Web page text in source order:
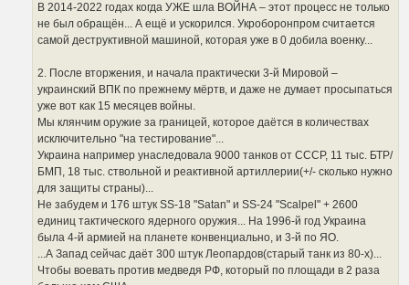
В 2014-2022 годах когда УЖЕ шла ВОЙНА – этот процесс не только
не был обращён... А ещё и ускорился. Укроборонпром считается
самой деструктивной машиной, которая уже в 0 добила военку...
2. После вторжения, и начала практически 3-й Мировой –
украинский ВПК по прежнему мёртв, и даже не думает просыпаться
уже вот как 15 месяцев войны.
Мы клянчим оружие за границей, которое даётся в количествах
исключительно "на тестирование"...
Украина например унаследовала 9000 танков от СССР, 11 тыс. БТР/
БМП, 18 тыс. ствольной и реактивной артиллерии(+/- сколько нужно
для защиты страны)...
Не забудем и 176 штук SS-18 "Satan" и SS-24 "Scalpel" + 2600
единиц тактического ядерного оружия... На 1996-й год Украина
была 4-й армией на планете конвенциально, и 3-й по ЯО.
...А Запад сейчас даёт 300 штук Леопардов(старый танк из 80-х)...
Чтобы воевать против медведя РФ, который по площади в 2 раза